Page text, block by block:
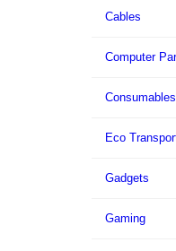
Cables
Computer
Consumables
Eco
Gadgets
Gaming